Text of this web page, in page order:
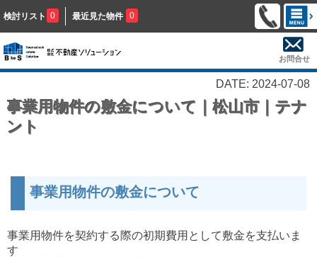
検討リスト 0 最近見た物件 0
お問合せ
DATE: 2024-07-08
事業用物件の敷金について｜松山市｜テナ
ント
事業用物件の敷金について
事業用物件を契約する際の初期費用として敷金を支払いま
す